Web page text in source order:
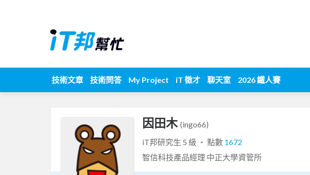
技術文章 技術問答 My Project iT 徵才 聊天室 2026 鐵人賽
因田木 (ingo66)
iT邦研究生 5 級 ‧ 點數 1672
智信科技產品經理 中正大學資管所